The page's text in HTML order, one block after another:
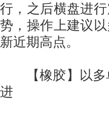
行，之后横盘进
势，操作上建议
新近期高点。
【橡胶】以多
进